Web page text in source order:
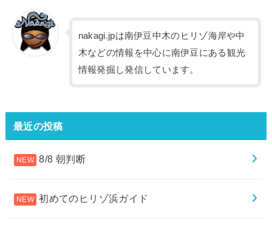
nakagi.jpは南伊豆中木のヒリゾ海岸や中
木などの情報を中心に南伊豆にある観光
情報発掘し発信しています。
最近の投稿
8/8 朝判断
初めてのヒリゾ浜ガイド